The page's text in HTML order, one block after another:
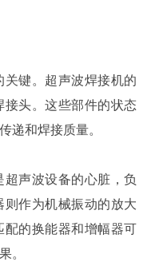
键。超声波焊接机的
头。这些部件的状态
递和焊接质量。
声波设备的心脏，负
作为机械振动的放大
的换能器和增幅器可
。